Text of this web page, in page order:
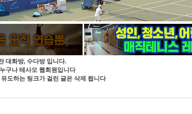
대화방, 수다방 입니다.
구나 테사모 웹회원입니다
도하는 링크가 걸린 글은 삭제 됩니다